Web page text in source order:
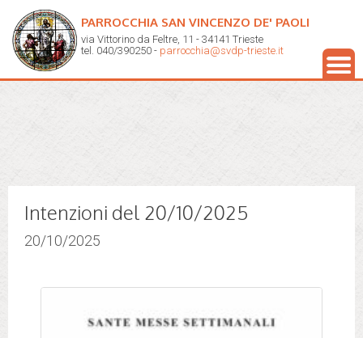
PARROCCHIA SAN VINCENZO DE' PAOLI
via Vittorino da Feltre, 11 - 34141 Trieste
tel. 040/390250 - parrocchia@svdp-trieste.it
Intenzioni del 20/10/2025
20/10/2025